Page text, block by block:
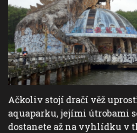
Ačkoliv stojí dračí věž
aquaparku, jejími útrobami
dostanete až na vyhlídku v